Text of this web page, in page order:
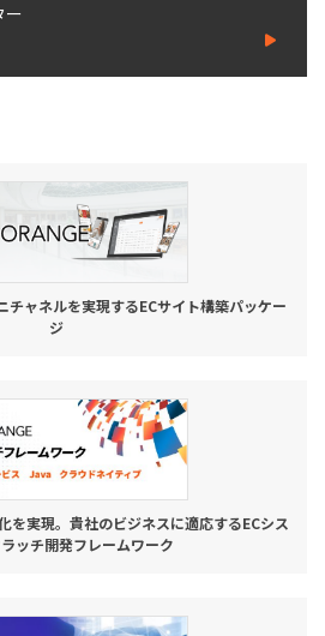
03-6432-0346
お問い合わせ
ー
チャネルを実現するECサイト構築パッケー
ジ
を実現。貴社のビジネスに適応するECシス
ッチ開発フレームワーク